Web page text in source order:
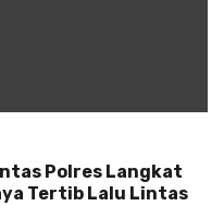
Polres Langkat
Tertib Lalu Lintas